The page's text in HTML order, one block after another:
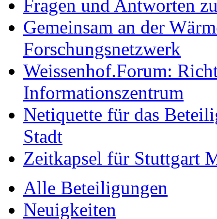
Fragen und Antworten
Gemeinsam an der
Forschungsnetzwerk
Weissenhof.Forum:
Informationszentrum
Netiquette für das
Stadt
Zeitkapsel für Stuttgart
Alle Beteiligungen
Neuigkeiten